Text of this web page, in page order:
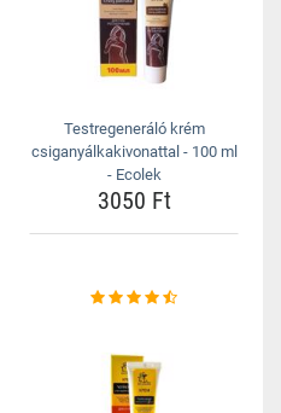
Testregeneráló krém
csiganyálkakivonattal - 100 ml
- Ecolek
3050 Ft